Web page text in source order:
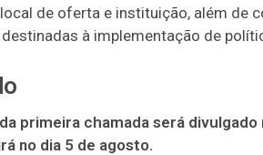
de oferta e instituição, além de
à implementação de
primeira chamada será divulgado
no dia 5 de agosto.